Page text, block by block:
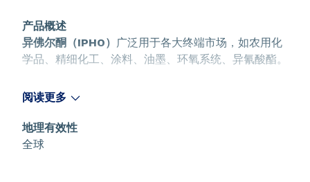
产品概述
异佛尔酮（IPHO） 广泛用于各大终端市场，如农用化
学品、精细化工、涂料、油墨、环氧系统、异氰酸酯。
IPHO 是一种不饱和环酮，是许多化学合成的原料，包
酯）、PCMX（3，5-二甲苯酚的抗菌衍生物）、三甲
基环己酮等。
阅读更多
地理有效性
全球